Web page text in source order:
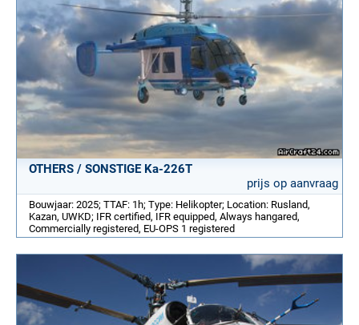
OTHERS / SONSTIGE Ka-226T
prijs op aanvraag
Bouwjaar: 2025; TTAF: 1h; Type: Helikopter; Location: Rusland,
Kazan, UWKD; IFR certified, IFR equipped, Always hangared,
Commercially registered, EU-OPS 1 registered